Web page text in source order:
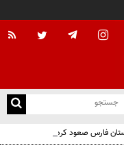
فارس صعود کرد